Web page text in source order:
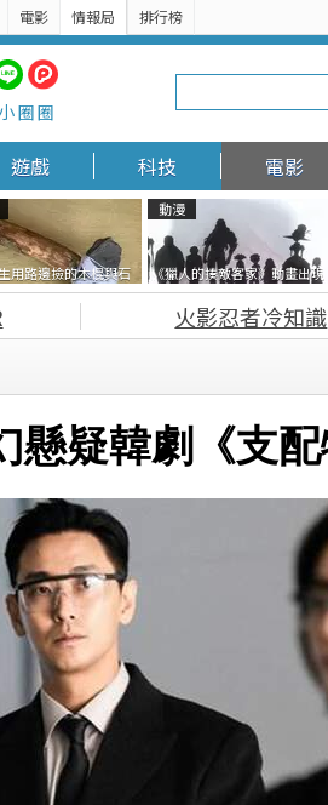
電影 情報局 排行榜
圈圈
遊戲 科技 電影
用路邊撿的木棍與石
《石斧》馬麻打開書
怎麼會有這種東
動漫
《獵人的揍敵客家》動畫出現
的這個剪影是誰？你是不是忘
記還有這號人物了
火影忍者冷知識
懸疑韓劇《支
科技